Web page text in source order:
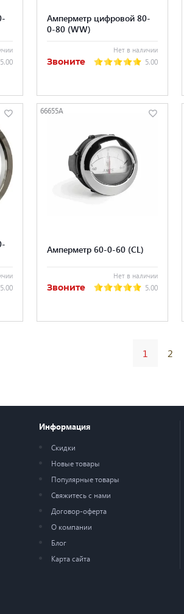
5.00
Амперметр цифровой 80-
0-80 (WW)
Нет в наличии
Звоните 5.00
5.00
66655A
Амперметр 60-0-60 (CL)
Нет в наличии
Звоните 5.00
1 2
Информация
Скидки
Новые товары
Популярные товары
Свяжитесь с нами
Договор-оферта
О компании
Блог
Карта сайта